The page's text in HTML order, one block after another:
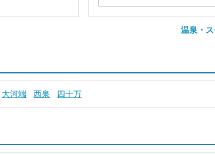
温泉・
大河端 西泉 四十万